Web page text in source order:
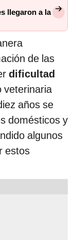
llegaron a la
de las
dificultad
veterinaria
años se
domésticos y
algunos
estos